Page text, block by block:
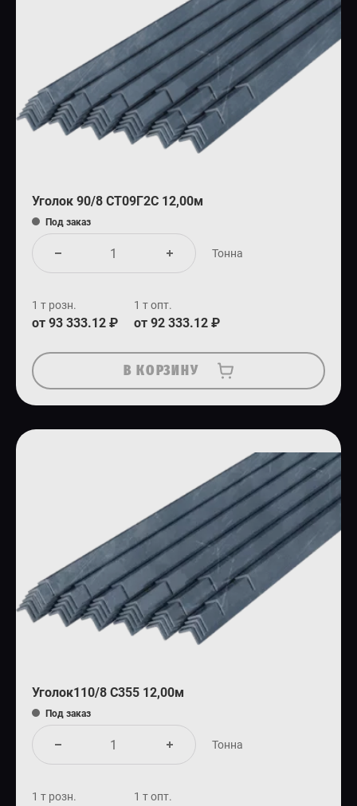
Уголок 90/8 СТ09Г2С 12,00м
Под заказ
Тонна
1 т розн.
от 93 333.12 ₽
1 т опт.
от 92 333.12 ₽
В КОРЗИНУ
Уголок110/8 С355 12,00м
Под заказ
Тонна
1 т розн. 1 т опт.